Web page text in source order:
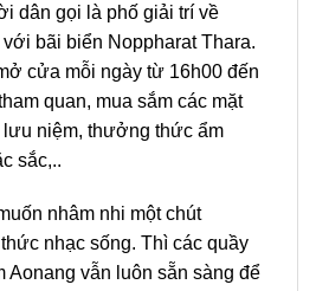
dân gọi là phố giải trí về
bãi biển Noppharat Thara.
cửa mỗi ngày từ 16h00 đến
quan, mua sắm các mặt
lưu niệm, thưởng thức ẩm
sắc,..
nhâm nhi một chút
nhạc sống. Thì các quầy
Aonang vẫn luôn sẵn sàng để